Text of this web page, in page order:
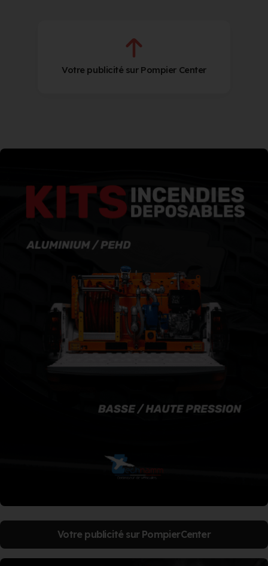
Votre publicité sur Pompier Center
Votre publicité sur PompierCenter